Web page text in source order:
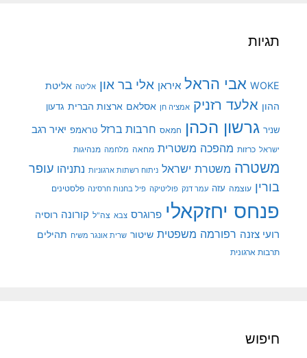
תגיות
WOKE אבי הראל איראן אלי בר און אליטה אליטת
ההון אלעד רזניק אמציה חן אסלאם ארצות הברית גדעון
שניר גרשון הכהן חמאס חרבות ברזל טראמפ יאיר רגב
ישראל כרזות מהפכה משטרית מחאה מלחמה מנהיגות
משטרה משטרת ישראל ניתוח רשתות ארגוניות נתניהו עופר
בורין עוצמה עזה עמר דנק פוליטיקה פיל בחנות חרסינה פלסטינים
פנחס יחזקאלי פרוגרס צבא צה"ל קורונה רוסיה
רועי צזנה רפורמה משפטית שיטור שרית אונגר משיח תהילים
תרבות ארגונית
חיפוש